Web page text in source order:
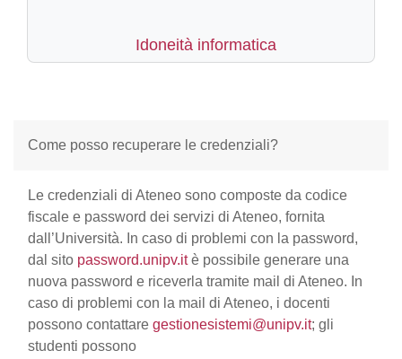
Idoneità informatica
Come posso recuperare le credenziali?
Le credenziali di Ateneo sono composte da codice
fiscale e password dei servizi di Ateneo, fornita
dall’Università. In caso di problemi con la password,
dal sito password.unipv.itè possibile generare una
nuova password e riceverla tramite mail di Ateneo. In
caso di problemi con la mail di Ateneo, i docenti
possono contattare gestionesistemi@unipv.it; gli
studenti possono